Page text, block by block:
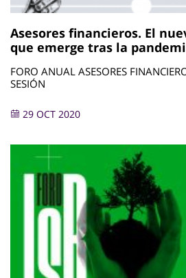
Asesores financieros. El
que emerge tras la
FORO ANUAL ASESORES
SESIÓN
29 OCT 2020